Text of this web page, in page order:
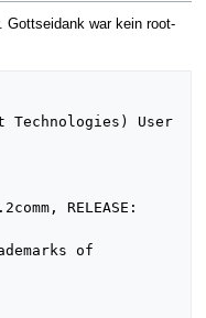
Gottseidank war kein root-
Technologies) User
RELEASE:
of